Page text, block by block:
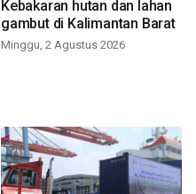
Kebakaran hutan dan lahan
gambut di Kalimantan Barat
Minggu, 2 Agustus 2026